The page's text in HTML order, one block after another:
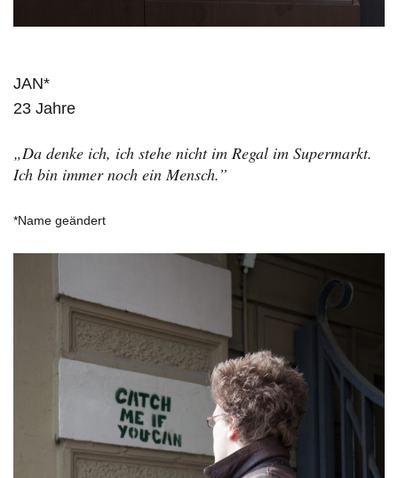
JAN*
23 Jahre
„Da denke ich, ich stehe nicht im Regal im Supermarkt.
Ich bin immer noch ein Mensch.”
*Name geändert